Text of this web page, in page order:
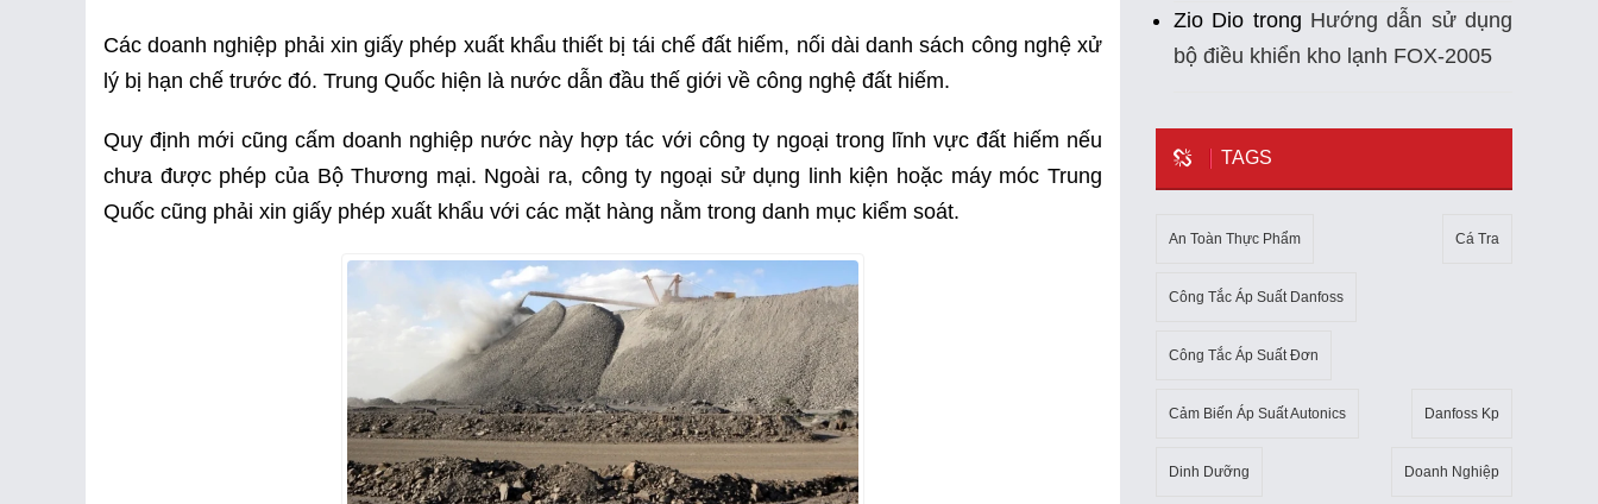
Các doanh nghiệp phải xin giấy phép xuất khẩu thiết bị tái chế đất hiếm, nối dài danh sách công nghệ xử
lý bị hạn chế trước đó. Trung Quốc hiện là nước dẫn đầu thế giới về công nghệ đất hiếm.
Quy định mới cũng cấm doanh nghiệp nước này hợp tác với công ty ngoại trong lĩnh vực đất hiếm nếu
chưa được phép của Bộ Thương mại. Ngoài ra, công ty ngoại sử dụng linh kiện hoặc máy móc Trung
Quốc cũng phải xin giấy phép xuất khẩu với các mặt hàng nằm trong danh mục kiểm soát.
Zio Dio trong Hướng dẫn sử dụng
bộ điều khiển kho lạnh FOX-2005
TAGS
An Toàn Thực Phẩm Cá Tra
Công Tắc Áp Suất Danfoss
Công Tắc Áp Suất Đơn
Cảm Biến Áp Suất Autonics Danfoss Kp
Dinh Dưỡng Doanh Nghiệp